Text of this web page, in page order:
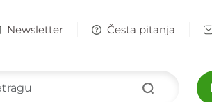
Newsletter Česta pitanja